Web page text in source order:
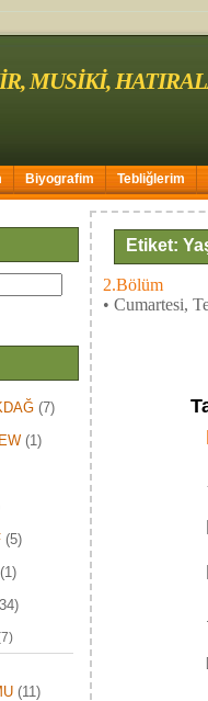
MUSİKİ,
Biyografim Tebliğlerim
(7)
(1)
(5)
(1)
(11)
Etiket:
2.Bölüm
• Cumartesi,